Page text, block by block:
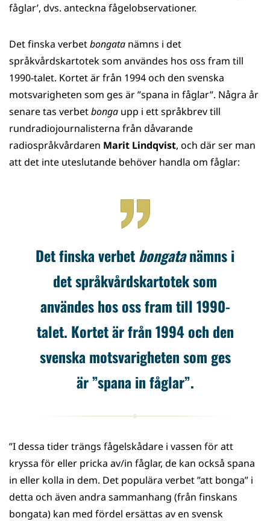
fåglar’, dvs. anteckna fågelobservationer.
Det finska verbetbongata nämns i det
språkvårdskartotek som användes hos oss fram till
1990-talet. Kortet är från 1994 och den svenska
motsvarigheten som ges är ”spana in fåglar”. Några år
senare tas verbetbonga upp i ett språkbrev till
rundradiojournalisterna från dåvarande
radiospråkvårdaren Marit Lindqvist, och där ser man
att det inte uteslutande behöver handla om fåglar:
Det finska verbetbongatanämns i
det språkvårdskartotek som
användes hos oss fram till 1990-
talet. Kortet är från 1994 och den
svenska motsvarigheten som ges
är ”spana in fåglar”.
”I dessa tider trängs fågelskådare i vassen för att
kryssa för eller pricka av/in fåglar, de kan också spana
in eller kolla in dem. Det populära verbet ”att bonga” i
detta och även andra sammanhang (från finskans
bongata) kan med fördel ersättas av en svensk